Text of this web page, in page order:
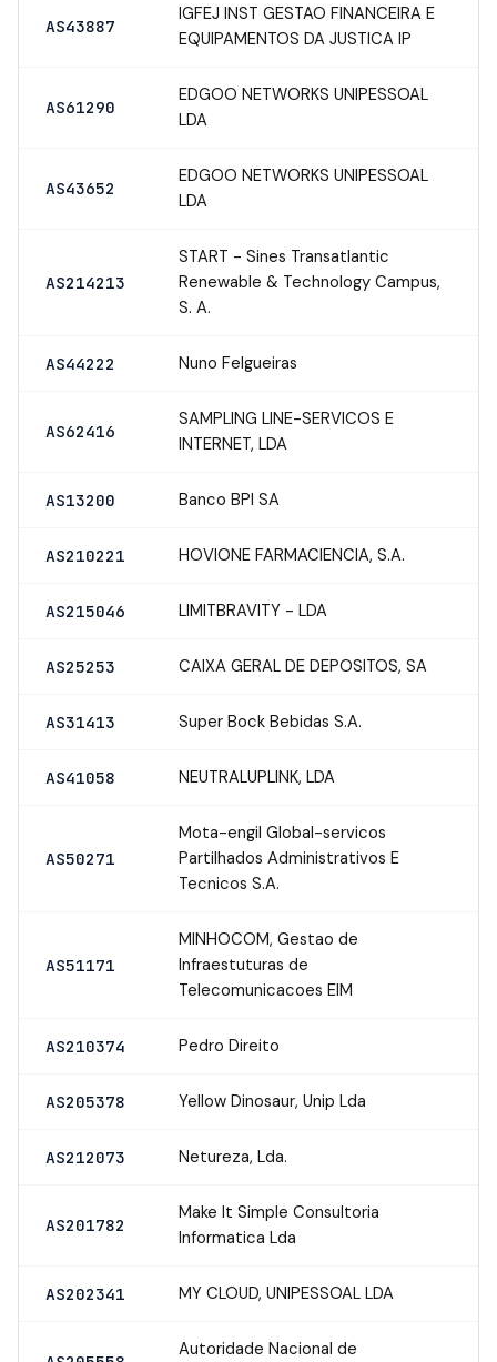
AS43887
IGFEJ INST GESTAO FINANCEIRA E
EQUIPAMENTOS DA JUSTICA IP
AS61290
EDGOO NETWORKS UNIPESSOAL
LDA
AS43652
EDGOO NETWORKS UNIPESSOAL
LDA
AS214213
START - Sines Transatlantic
Renewable & Technology Campus,
S. A.
AS44222 Nuno Felgueiras
AS62416
SAMPLING LINE-SERVICOS E
INTERNET, LDA
AS13200 Banco BPI SA
AS210221 HOVIONE FARMACIENCIA, S.A.
AS215046 LIMITBRAVITY - LDA
AS25253 CAIXA GERAL DE DEPOSITOS, SA
AS31413 Super Bock Bebidas S.A.
AS41058 NEUTRALUPLINK, LDA
AS50271
Mota-engil Global-servicos
Partilhados Administrativos E
Tecnicos S.A.
AS51171
MINHOCOM, Gestao de
Infraestuturas de
Telecomunicacoes EIM
AS210374 Pedro Direito
AS205378 Yellow Dinosaur, Unip Lda
AS212073 Netureza, Lda.
AS201782
Make It Simple Consultoria
Informatica Lda
AS202341 MY CLOUD, UNIPESSOAL LDA
Autoridade Nacional de